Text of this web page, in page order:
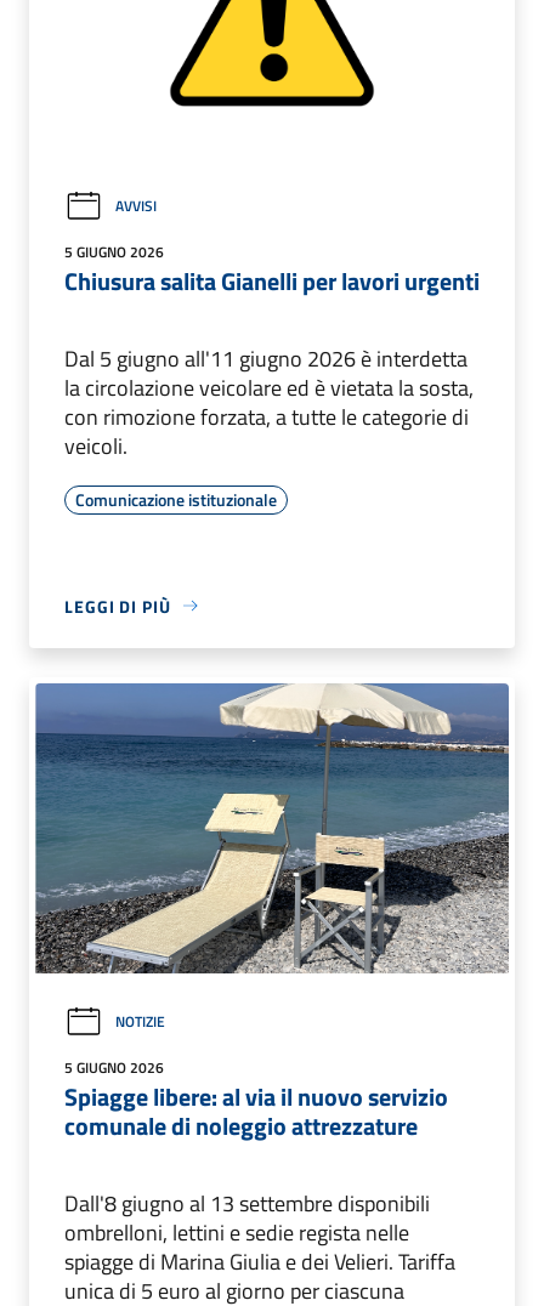
AVVISI
5 GIUGNO 2026
Chiusura salita Gianelli per lavori urgenti
Dal 5 giugno all'11 giugno 2026 è interdetta
la circolazione veicolare ed è vietata la sosta,
con rimozione forzata, a tutte le categorie di
veicoli.
Comunicazione istituzionale
LEGGI DI PIÙ
NOTIZIE
5 GIUGNO 2026
Spiagge libere: al via il nuovo servizio
comunale di noleggio attrezzature
Dall'8 giugno al 13 settembre disponibili
ombrelloni, lettini e sedie regista nelle
spiagge di Marina Giulia e dei Velieri. Tariffa
unica di 5 euro al giorno per ciascuna